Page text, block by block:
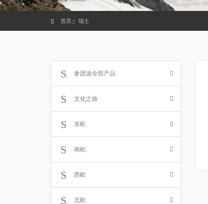
首页 瑞士
参团游全部产品
文化之旅
东欧
南欧
西欧
北欧